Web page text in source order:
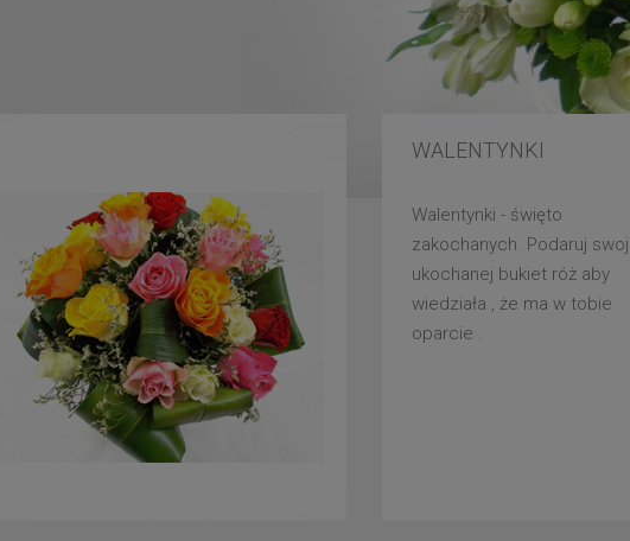
WALENTYNKI
Walentynki - święto
zakochanych. Podaruj
ukochanej bukiet róż aby
wiedziała , że ma w tobie
oparcie .